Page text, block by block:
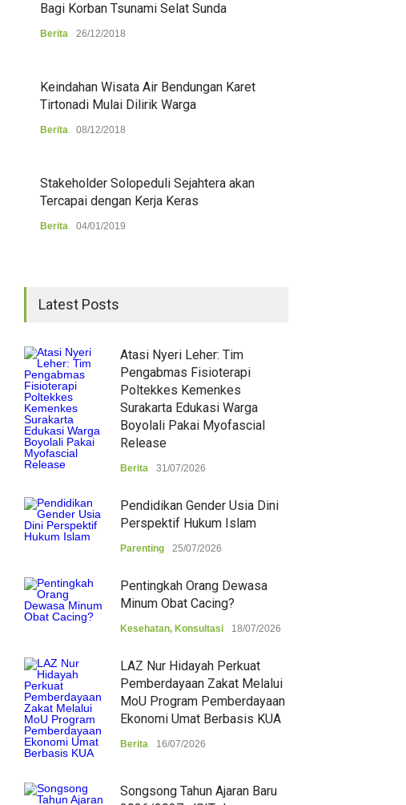
Bagi Korban Tsunami Selat Sunda
Berita 26/12/2018
Keindahan Wisata Air Bendungan Karet
Tirtonadi Mulai Dilirik Warga
Berita 08/12/2018
Stakeholder Solopeduli Sejahtera akan
Tercapai dengan Kerja Keras
Berita 04/01/2019
Latest Posts
Atasi Nyeri Leher: Tim
Pengabmas Fisioterapi
Poltekkes Kemenkes
Surakarta Edukasi Warga
Boyolali Pakai Myofascial
Release
Berita 31/07/2026
Pendidikan Gender Usia Dini
Perspektif Hukum Islam
Parenting 25/07/2026
Pentingkah Orang Dewasa
Minum Obat Cacing?
Kesehatan, Konsultasi 18/07/2026
LAZ Nur Hidayah Perkuat
Pemberdayaan Zakat Melalui
MoU Program Pemberdayaan
Ekonomi Umat Berbasis KUA
Berita 16/07/2026
Songsong Tahun Ajaran Baru